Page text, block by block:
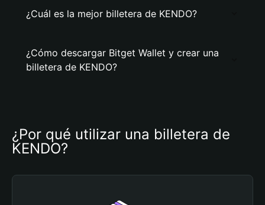
¿Cuál es la mejor billetera de KENDO?
¿Cómo descargar Bitget Wallet y crear una
billetera de KENDO?
¿Por qué utilizar una billetera de
KENDO?